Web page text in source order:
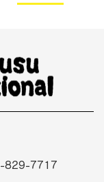
829-7717